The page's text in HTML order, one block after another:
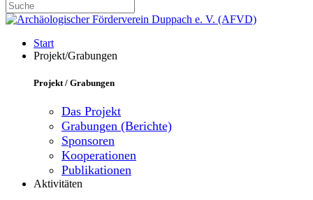
Start
Projekt/Grabungen
Projekt / Grabungen
Das Projekt
Grabungen (Berichte)
Sponsoren
Kooperationen
Publikationen
Aktivitäten